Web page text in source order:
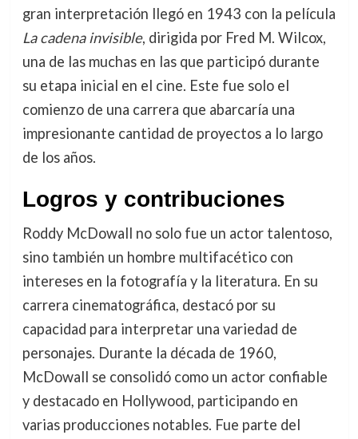
gran interpretación llegó en 1943 con la película
La cadena invisible, dirigida por Fred M. Wilcox,
una de las muchas en las que participó durante
su etapa inicial en el cine. Este fue solo el
comienzo de una carrera que abarcaría una
impresionante cantidad de proyectos a lo largo
de los años.
Logros y contribuciones
Roddy McDowall no solo fue un actor talentoso,
sino también un hombre multifacético con
intereses en la fotografía y la literatura. En su
carrera cinematográfica, destacó por su
capacidad para interpretar una variedad de
personajes. Durante la década de 1960,
McDowall se consolidó como un actor confiable
y destacado en Hollywood, participando en
varias producciones notables. Fue parte del